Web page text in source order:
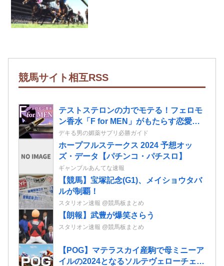
競馬サイト相互RSS
テストステロンの力でモテる！フェロモ
ン香水「F for MEN」がもたらす恋愛効
果
デキる男の媚薬サプリ必勝ガイド
ホープフルステークス 2024 予想オッ
ズ・データ【パチンコ・パチスロ】
ギャンブルあんてな速報
【競馬】宝塚記念(G1)、メイショウタバ
ルが制覇！
スタリオン速報 @競馬板まとめ
【朗報】武豊が爆笑さらう
スタリオン速報 @競馬板まとめ
【POG】マテラスカイ産駒で母ミニーア
イルの2024となるソルテヴェローチェの